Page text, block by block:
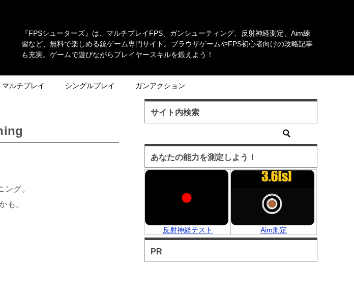
『FPSシューターズ』は、マルチプレイFPS、ガンシューティング、反射神経測定、Aim練
習など、無料で楽しめる銃ゲーム専門サイト。ブラウザゲームやFPS初心者向けの攻略記事
も充実。ゲームで遊びながらプレイヤースキルを鍛えよう！
マルチプレイ シングルプレイ ガンアクション
グ。
も。
サイト内検索
あなたの能力を測定しよう！
反射神経テスト Aim測定
PR